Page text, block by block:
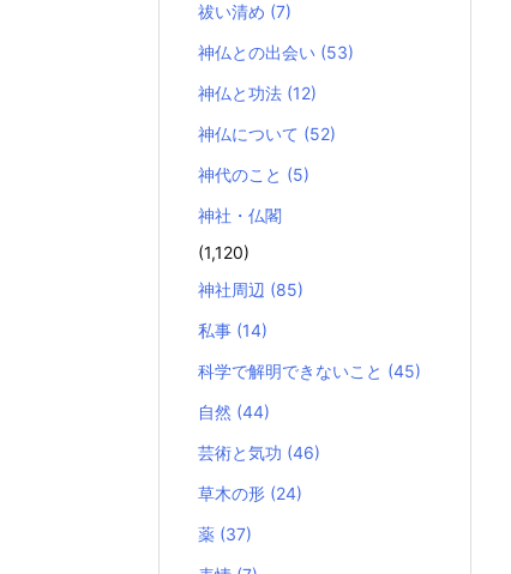
祓い清め (7)
神仏との出会い (53)
神仏と功法 (12)
神仏について (52)
神代のこと (5)
神社・仏閣
(1,120)
神社周辺 (85)
私事 (14)
科学で解明できないこと (45)
自然 (44)
芸術と気功 (46)
草木の形 (24)
薬 (37)